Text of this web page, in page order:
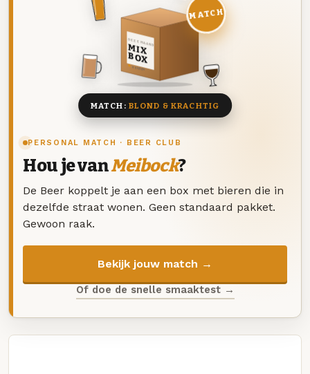
PERSONAL MATCH · BEER CLUB
Hou je vanMeibock?
De Beer koppelt je aan een box met bieren die in
dezelfde straat wonen. Geen standaard pakket.
Gewoon raak.
Bekijk jouw match →
Of doe de snelle smaaktest →
DEZE MAAND
MIX
BOX
8 BIEREN
MATCH
MATCH: BLOND & KRACHTIG